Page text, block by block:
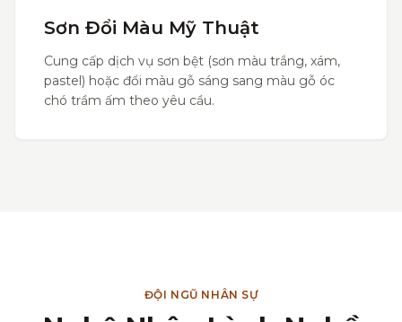
Sơn Đổi Màu Mỹ Thuật
Cung cấp dịch vụ sơn bệt (sơn màu trắng, xám,
pastel) hoặc đổi màu gỗ sáng sang màu gỗ óc
chó trầm ấm theo yêu cầu.
ĐỘI NGŨ NHÂN SỰ